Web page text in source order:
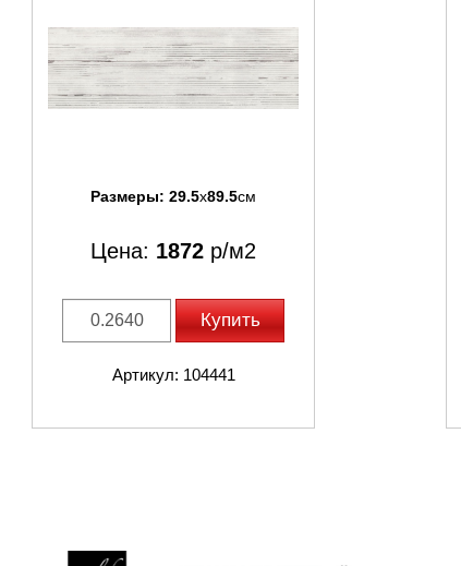
Размеры: 29.5x89.5см
Цена: 1872 р/м2
Купить
Артикул: 104441